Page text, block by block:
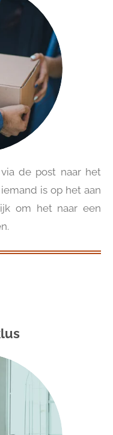
de post naar het
is op het aan
om het naar een